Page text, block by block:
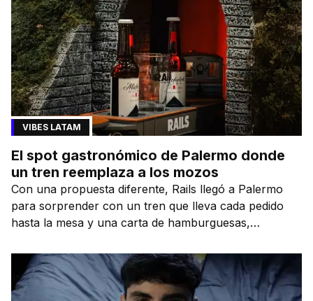
VIBES LATAM
El spot gastronómico de Palermo donde
un tren reemplaza a los mozos
Con una propuesta diferente, Rails llegó a Palermo
para sorprender con un tren que lleva cada pedido
hasta la mesa y una carta de hamburguesas,